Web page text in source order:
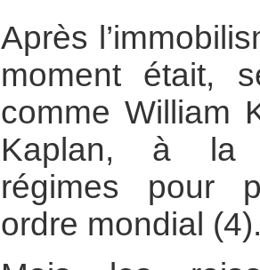
Après
moment était,
comme William
Kaplan, à la
régimes pour
ordre mondial